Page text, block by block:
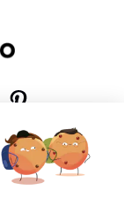
légales